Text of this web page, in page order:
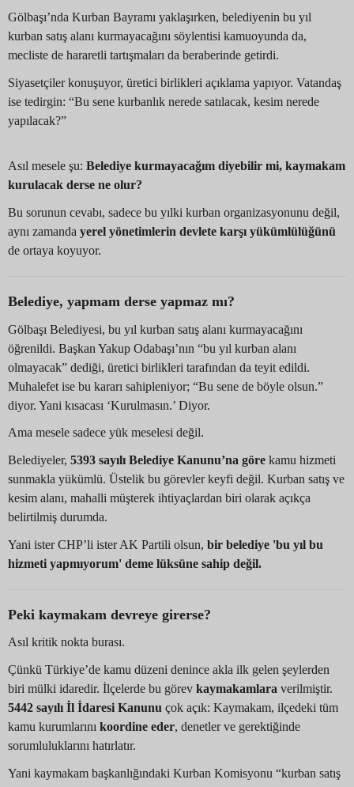
Gölbaşı’nda Kurban Bayramı yaklaşırken, belediyenin bu yıl
kurban satış alanı kurmayacağını söylentisi kamuoyunda da,
mecliste de hararetli tartışmaları da beraberinde getirdi.
Siyasetçiler konuşuyor, üretici birlikleri açıklama yapıyor. Vatandaş
ise tedirgin: “Bu sene kurbanlık nerede satılacak, kesim nerede
yapılacak?”
Asıl mesele şu: Belediye kurmayacağım diyebilir mi, kaymakam
kurulacak derse ne olur?
Bu sorunun cevabı, sadece bu yılki kurban organizasyonunu değil,
aynı zamanda yerel yönetimlerin devlete karşı yükümlülüğünü
de ortaya koyuyor.
Belediye, yapmam derse yapmaz mı?
Gölbaşı Belediyesi, bu yıl kurban satış alanı kurmayacağını
öğrenildi. Başkan Yakup Odabaşı’nın “bu yıl kurban alanı
olmayacak” dediği, üretici birlikleri tarafından da teyit edildi.
Muhalefet ise bu kararı sahipleniyor; “Bu sene de böyle olsun.”
diyor. Yani kısacası ‘Kurulmasın.’ Diyor.
Ama mesele sadece yük meselesi değil.
Belediyeler, 5393 sayılı Belediye Kanunu’na göre kamu hizmeti
sunmakla yükümlü. Üstelik bu görevler keyfi değil. Kurban satış ve
kesim alanı, mahalli müşterek ihtiyaçlardan biri olarak açıkça
belirtilmiş durumda.
Yani ister CHP’li ister AK Partili olsun, bir belediye 'bu yıl bu
hizmeti yapmıyorum' deme lüksüne sahip değil.
Peki kaymakam devreye girerse?
Asıl kritik nokta burası.
Çünkü Türkiye’de kamu düzeni denince akla ilk gelen şeylerden
biri mülki idaredir. İlçelerde bu görev kaymakamlara verilmiştir.
5442 sayılı İl İdaresi Kanunu çok açık: Kaymakam, ilçedeki tüm
kamu kurumlarını koordine eder, denetler ve gerektiğinde
sorumluluklarını hatırlatır.
Yani kaymakam başkanlığındaki Kurban Komisyonu “kurban satış